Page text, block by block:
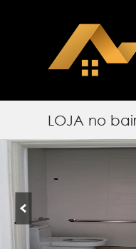
LOJA no